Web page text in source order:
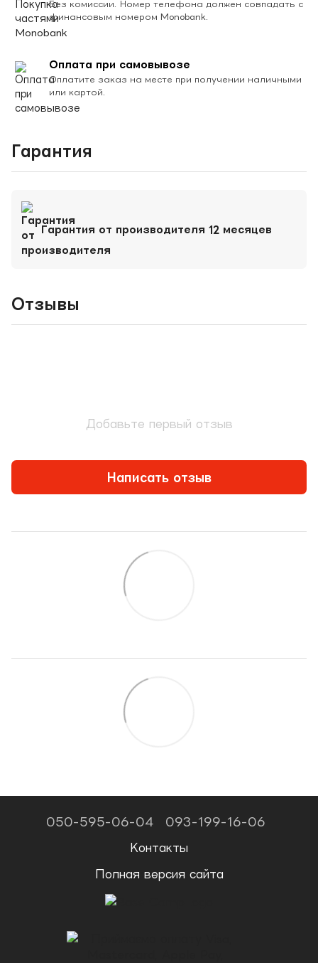
Без комиссии. Номер телефона должен совпадать с
финансовым номером Monobank.
Оплата при самовывозе
Оплатите заказ на месте при получении наличными
или картой.
Гарантия
Гарантия от производителя 12 месяцев
Отзывы
Добавьте первый отзыв
Написать отзыв
050-595-06-04 093-199-16-06
Контакты
Полная версия сайта